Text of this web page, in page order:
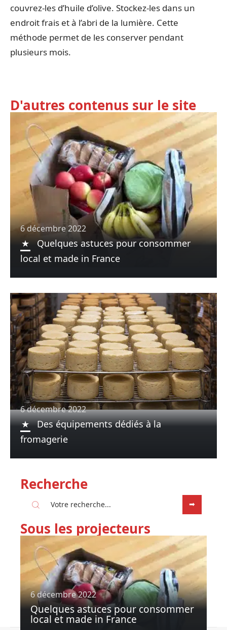
couvrez-les d’huile d’olive. Stockez-les dans un
endroit frais et à l’abri de la lumière. Cette
méthode permet de les conserver pendant
plusieurs mois.
D'autres contenus sur le site
6 décembre 2022
Quelques astuces pour consommer
local et made in France
6 décembre 2022
Des équipements dédiés à la
fromagerie
Recherche
Sous les projecteurs
6 décembre 2022
Quelques astuces pour consommer
local et made in France